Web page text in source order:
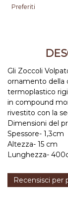
Preferiti
Gli Zoccoli
ornamento della
termoplastico
in compound
rivestito con la
Dimensioni del
Spessore- 1,3cm
Altezza- 15 cm
Lunghezza-
Recensisci per